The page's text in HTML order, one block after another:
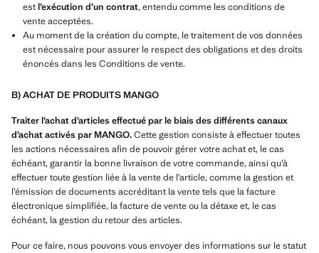
estl’exécution d’un contrat, entendu comme les conditions de
vente acceptées.
Au moment de la création du compte, le traitement de vos données
est nécessaire pour assurer le respect des obligations et des droits
énoncés dans les Conditions de vente.
B) ACHAT DE PRODUITS MANGO
Traiter l’achat d’articles effectué par le biais des différents canaux
d’achat activés par MANGO.Cette gestion consiste à effectuer toutes
les actions nécessaires afin de pouvoir gérer votre achat et, le cas
échéant, garantir la bonne livraison de votre commande, ainsi qu’à
effectuer toute gestion liée à la vente de l’article, comme la gestion et
l’émission de documents accréditant la vente tels que la facture
électronique simplifiée, la facture de vente ou la détaxe et, le cas
échéant, la gestion du retour des articles.
Pour ce faire, nous pouvons vous envoyer des informations sur le statut